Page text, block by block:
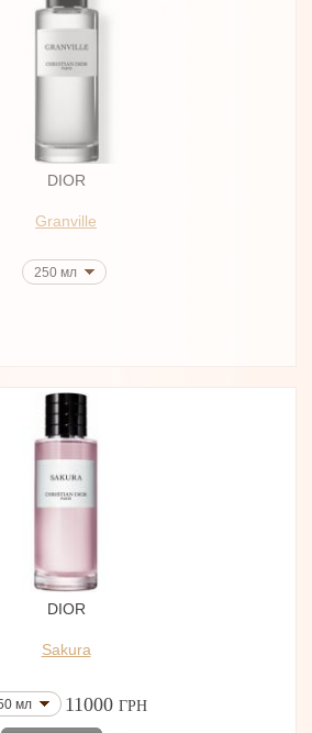
DIOR
Granville
250 мл
DIOR
Sakura
мл 11000 ГРН